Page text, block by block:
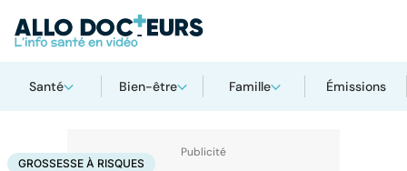
Santé Bien-être Famille Émissions
AccueilFamilleGrossesseGrossesse à risques
GROSSESSE À RISQUES